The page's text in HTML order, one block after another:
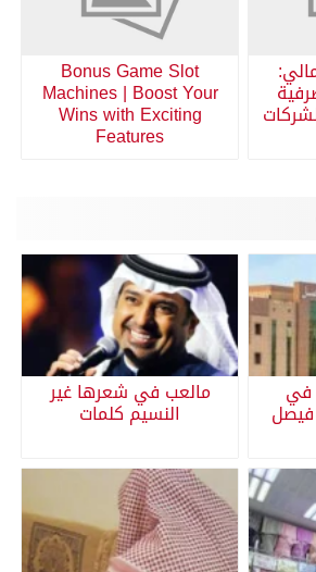
Bonus Game Slot
Machines | Boost Your
Wins with Exciting
Features
في مالعب في شعرها غير
النسيم كلمات